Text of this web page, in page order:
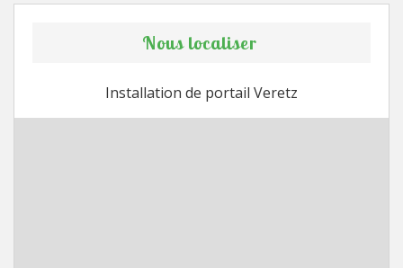
Nous localiser
Installation de portail Veretz